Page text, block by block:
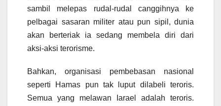
sambil melepas rudal-rudal canggihnya ke
pelbagai sasaran militer atau pun sipil, dunia
akan berteriak ia sedang membela diri dari
aksi-aksi terorisme.
Bahkan, organisasi pembebasan nasional
seperti Hamas pun tak luput dilabeli teroris.
Semua yang melawan Iarael adalah teroris.